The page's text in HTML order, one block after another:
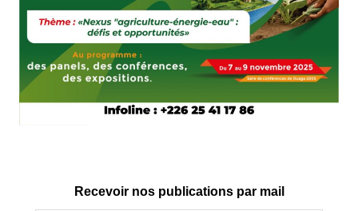
Recevoir nos publications par mail